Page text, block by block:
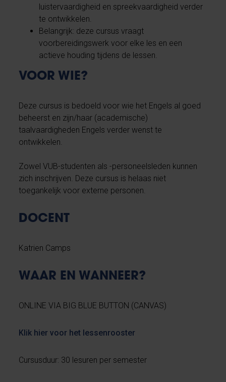
luistervaardigheid en spreekvaardigheid verder
te ontwikkelen.
Belangrijk: deze cursus vraagt
voorbereidingswerk voor elke les en een
actieve houding tijdens de lessen.
VOOR WIE?
Deze cursus is bedoeld voor wie het Engels al goed
beheerst en zijn/haar (academische)
taalvaardigheden Engels verder wenst te
ontwikkelen.
Zowel VUB-studenten als -personeelsleden kunnen
zich inschrijven. Deze cursus is helaas niet
toegankelijk voor externe personen.
DOCENT
Katrien Camps
WAAR EN WANNEER?
ONLINE VIA BIG BLUE BUTTON (CANVAS)
Klik hier voor het lessenrooster
Cursusduur: 30 lesuren per semester